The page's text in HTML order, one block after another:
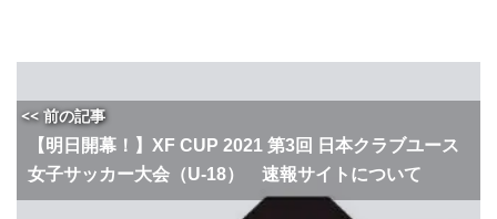
<< 前の記事
【明日開幕！】XF CUP 2021 第3回 日本クラブユース
女子サッカー大会（U-18） 速報サイトについて